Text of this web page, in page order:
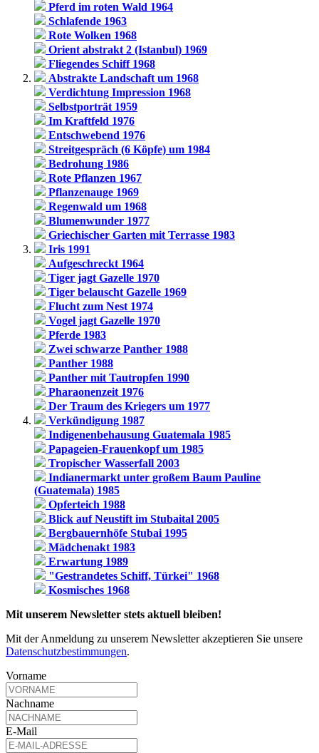
Pferd im roten Wald 1964
Schlafende 1963
Rote Wolken 1968
Orient abstrakt 2 (Istanbul) 1969
Fliegendes Schiff 1968
Abstrakte Landschaft um 1968
Verdichtung Impression 1968
Selbstporträt 1959
Im Kraftfeld 1976
Entschwebend 1976
Streitgespräch (6 Köpfe) um 1984
Bedrohung 1986
Rote Pflanzen 1967
Pflanzenauge 1969
Regenwald um 1968
Blumenwunder 1977
Griechischer Garten mit Terrasse 1983
Iris 1991
Aufgeschreckt 1964
Tiger jagt Gazelle 1970
Tiger belauscht Gazelle 1969
Flucht zum Nest 1974
Vogel jagt Gazelle 1970
Pferde 1983
Zwei schwarze Panther 1988
Panther 1988
Panther mit Tautropfen 1990
Pharaonenzeit 1976
Der Traum des Kriegers um 1977
Verkündigung 1987
Indigenenbehausung Guatemala 1985
Papageien-Frauenkopf um 1985
Tropischer Wasserfall 2003
Indianermarkt unter großem Baum Pauline
(Guatemala) 1985
Opferteich 1988
Blick auf Neustift im Stubaital 2005
Bergbauernhöfe Stubai 1995
Mädchenakt 1983
Erwartung 1989
"Gestrandetes Schiff, Türkei" 1968
Kosmisches 1968
Mit unserem Newsletter stets aktuell bleiben!
Mit der Anmeldung zu unserem Newsletter akzeptieren Sie unsere
Datenschutzbestimmungen.
Vorname
Nachname
E-Mail